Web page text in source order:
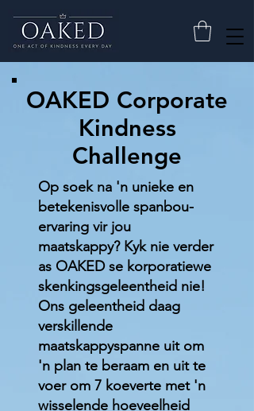
OAKED Corporate
Kindness
Challenge
Op soek na 'n unieke en
betekenisvolle spanbou-
ervaring vir jou
maatskappy? Kyk nie verder
as OAKED se korporatiewe
skenkingsgeleentheid nie!
Ons geleentheid daag
verskillende
maatskappyspanne uit om
'n plan te beraam en uit te
voer om 7 koeverte met 'n
wisselende hoeveelheid